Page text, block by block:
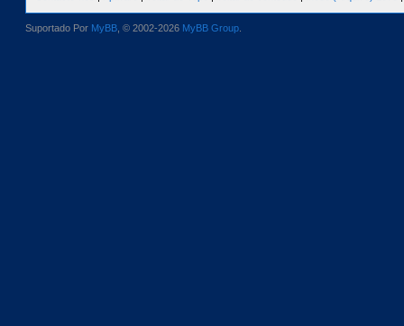
Suportado Por MyBB , © 2002-2026 MyBB Group